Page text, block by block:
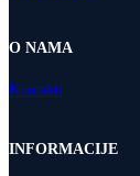
O NAMA
Kontakti
INFORMACIJE